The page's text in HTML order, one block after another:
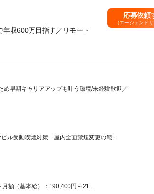
収600万目指す／リモート
応募依頼
（エージェントサ
早期キャリアアップも叶う環境/未経験歓迎／
ル受動喫煙対策：屋内全面禁煙変更の範...
額（基本給）：190,400円～21...